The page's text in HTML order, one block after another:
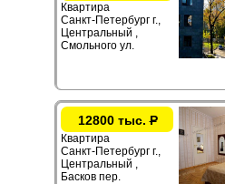
Квартира
Санкт-Петербург г.,
Центральный ,
Смольного ул.
12800 тыс.Р
Квартира
Санкт-Петербург г.,
Центральный ,
Басков пер.